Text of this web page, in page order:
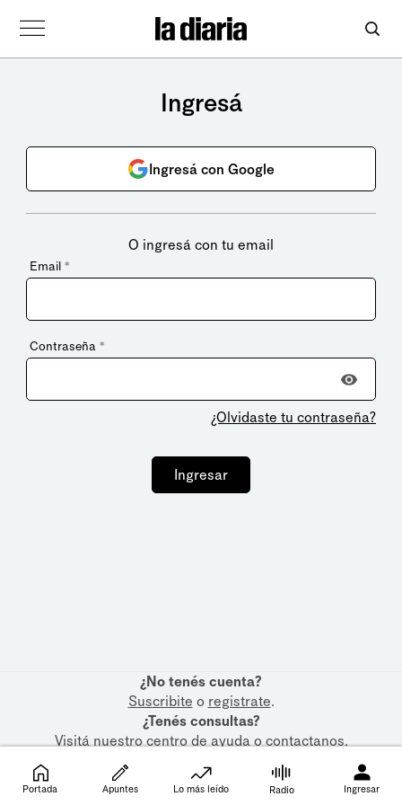
Ingresá
Ingresá con Google
O ingresá con tu email
Email *
Contraseña *
¿Olvidaste tu contraseña?
Ingresar
¿No tenés cuenta?
Suscribite o registrate.
¿Tenés consultas?
Visitá nuestrocentro de ayudaocontactanos.
Portada Apuntes Lo más leído Radio Ingresar